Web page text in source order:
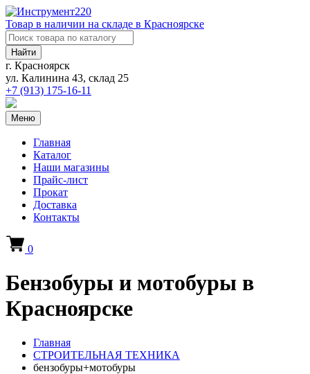
Товар в наличии на складе в Красноярске
Найти
г. Красноярск
ул. Калинина 43, склад 25
+7 (913) 175-16-11
Меню
Главная
Каталог
Наши магазины
Прайс-лист
Прокат
Доставка
Контакты
0
Бензобуры и мотобуры в
Красноярске
Главная
СТРОИТЕЛЬНАЯ ТЕХНИКА
бензобуры+мотобуры